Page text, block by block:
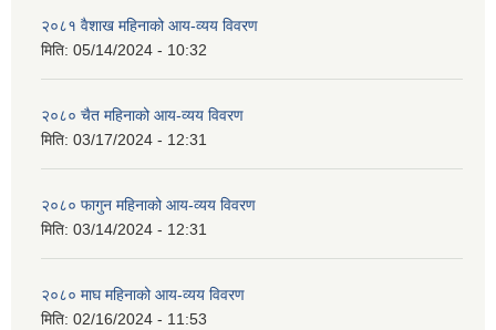
२०८१ वैशाख महिनाको आय-व्यय विवरण
मिति: 05/14/2024 - 10:32
२०८० चैत महिनाको आय-व्यय विवरण
मिति: 03/17/2024 - 12:31
२०८० फागुन महिनाको आय-व्यय विवरण
मिति: 03/14/2024 - 12:31
२०८० माघ महिनाको आय-व्यय विवरण
मिति: 02/16/2024 - 11:53